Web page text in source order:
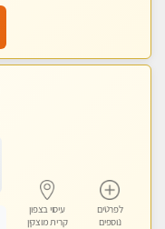
לפרטים
נוספים
עיסוי בצפון
קרית מוצקין